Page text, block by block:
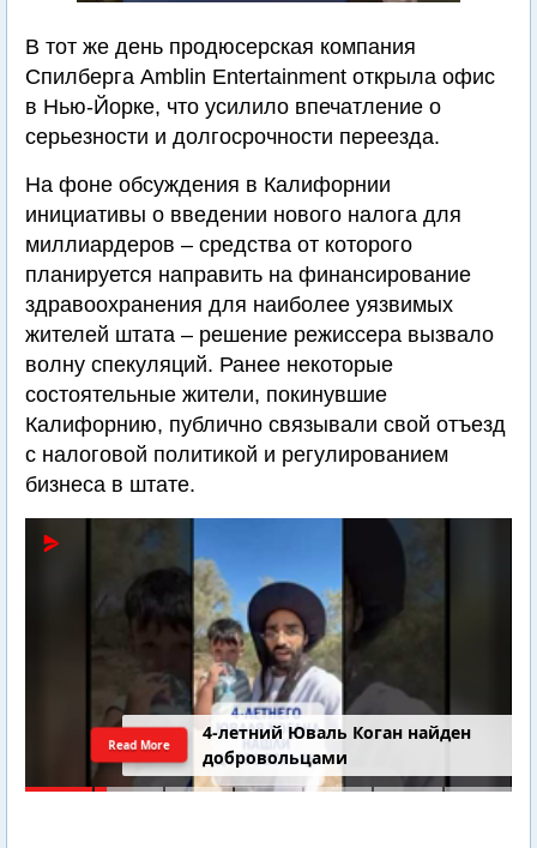
В тот же день продюсерская компания
Спилберга Amblin Entertainment открыла офис
в Нью-Йорке, что усилило впечатление о
серьезности и долгосрочности переезда.
На фоне обсуждения в Калифорнии
инициативы о введении нового налога для
миллиардеров – средства от которого
планируется направить на финансирование
здравоохранения для наиболее уязвимых
жителей штата – решение режиссера вызвало
волну спекуляций. Ранее некоторые
состоятельные жители, покинувшие
Калифорнию, публично связывали свой отъезд
с налоговой политикой и регулированием
бизнеса в штате.
4-летний Юваль Коган найден
добровольцами
Read More